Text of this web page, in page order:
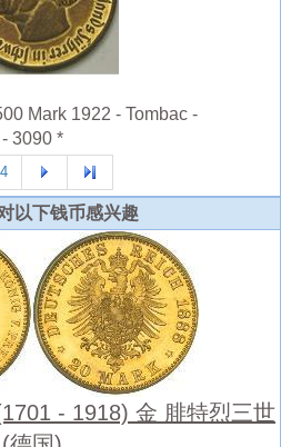
Mark 1922 - Tombac -
3090 *
4
以下钱币感兴趣
- 1918) 金 腓特烈三世